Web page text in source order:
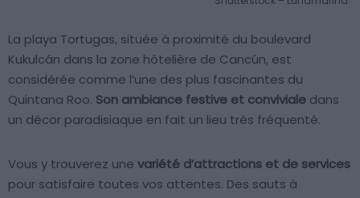
La playa Tortugas, située à proximité du boulevard
Kukulcán dans la zone hôtelière de Cancún, est
considérée comme l’une des plus fascinantes du
Quintana Roo. Son ambiance festive et conviviale dans
un décor paradisiaque en fait un lieu très fréquenté.
Vous y trouverez une variété d’attractions et de services
pour satisfaire toutes vos attentes. Des sauts à